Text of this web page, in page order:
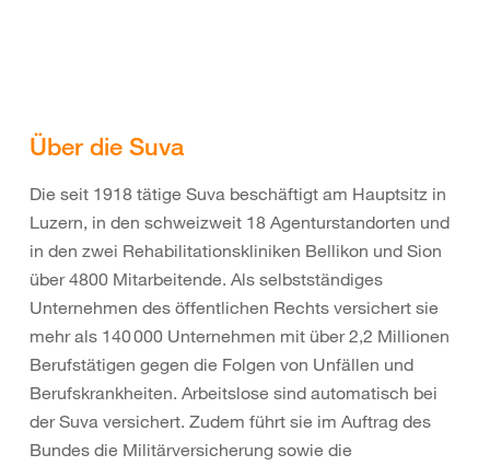
Über die Suva
Die seit 1918 tätige Suva beschäftigt am Hauptsitz in
Luzern, in den schweizweit 18 Agenturstandorten und
in den zwei Rehabilitationskliniken Bellikon und Sion
über 4800 Mitarbeitende. Als selbstständiges
Unternehmen des öffentlichen Rechts versichert sie
mehr als 140 000 Unternehmen mit über 2,2 Millionen
Berufstätigen gegen die Folgen von Unfällen und
Berufskrankheiten. Arbeitslose sind automatisch bei
der Suva versichert. Zudem führt sie im Auftrag des
Bundes die Militärversicherung sowie die